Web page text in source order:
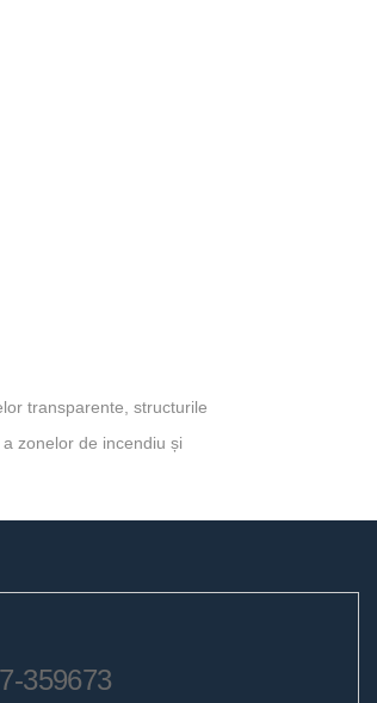
transparente, structurile
zonelor de incendiu și
359673